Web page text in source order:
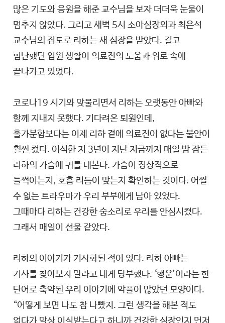
많은 기도와 응원을 해준 교수님을 보자 더더욱 눈물이
멈추지 않았다. 그리고 새벽 5시 소아심장외과 최은석
교수님의 집도로 리하는 새 심장을 받았다. 길고
험난했던 입원 생활이 의료진의 도움과 위로 속에
끝나가고 있었다.
코로나19 시기와 맞물리면서 리하는 오랫동안 아빠와
함께 지내지 못했다. 기다려온 퇴원인데,
홀가분함보다는 이제 리하 곁에 의료진이 없다는 불안이
훨씬 컸다. 이식한 지 3년이 지난 지금까지 매일 밤 잠든
리하의 가슴에 귀를 대본다. 가슴이 정상적으로
들썩이는지, 호흡 리듬이 맞는지 확인하는 것이다. 어쩔
수 없는 트라우마가 우리 부부에게 남아 있었다.
그때마다 리하는 건강한 숨소리로 우리를 안심시켰다.
그래서 매일이 선물 같았다.
리하의 이야기가 기사화된 적이 있다. 리하 아빠는
기사를 찾아보지 말라고 내게 당부했다. ‘행운’이라는 한
단어로 축약된 우리 이야기에 악플이 많았던 모양이다.
“어떻게 보면 나도 참 나빴지. 그런 생각을 해본 적도